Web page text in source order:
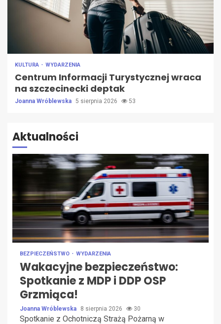
KULTURA WYDARZENIA
Centrum Informacji Turystycznej wraca
na szczecinecki deptak
Joanna Wróblewska 5 sierpnia 2026 53
Aktualności
BEZPIECZEŃSTWO WYDARZENIA
Wakacyjne bezpieczeństwo:
Spotkanie z MDP i DDP OSP
Grzmiąca!
Joanna Wróblewska 8 sierpnia 2026 30
Spotkanie z Ochotniczą Strażą Pożarną w